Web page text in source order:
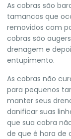
As cobras são
tamancos que
removidos com
cobras são
drenagem e
entupimento.
As cobras não
para pequenos
manter seus
danificar suas
que sua cobra
de que é hora de